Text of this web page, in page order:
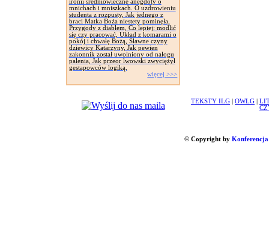
ironii średniowieczne anegdoty o
mnichach i mniszkach. O uzdrowieniu
studenta z rozpusty, Jak jednego z
braci Matka Boża niestety pominęła,
Przygody z diabłem, Co lepiej: modlić
się czy pracować, Układ z komarami o
pokój i chwałę Bożą, Sławne czyny
dziewicy Katarzyny, Jak pewien
zakonnik został uwolniony od nałogu
palenia, Jak przeor lwowski zwyciężył
gestapowców logiką.
więcej >>>
TEKSTY ILG OWLG
© Copyright by Konferencja